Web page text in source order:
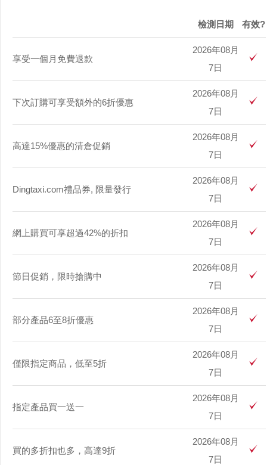
檢測日期 有效?
享受一個月免費退款
2026年08月
7日
下次訂購可享受額外的6折優惠
2026年08月
7日
高達15%優惠的清倉促銷
2026年08月
7日
Dingtaxi.com禮品券, 限量發行
2026年08月
7日
網上購買可享超過42%的折扣
2026年08月
7日
節日促銷，限時搶購中
2026年08月
7日
部分產品6至8折優惠
2026年08月
7日
僅限指定商品，低至5折
2026年08月
7日
指定產品買一送一
2026年08月
7日
買的多折扣也多，高達9折
2026年08月
7日